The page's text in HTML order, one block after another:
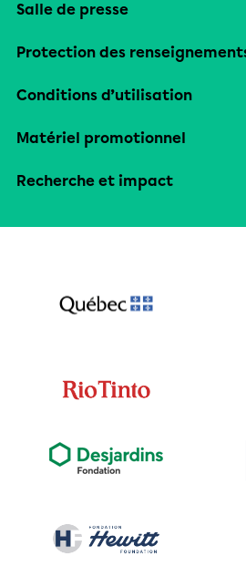
Salle de presse
Protection des
Conditions d’utilisation
Matériel promotionnel
Recherche et impact